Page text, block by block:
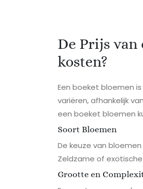
De Prijs van
kosten?
Een boeket bloemen
variëren, afhankelijk
een boeket bloemen
Soort Bloemen
De keuze van
Zeldzame of
Grootte en